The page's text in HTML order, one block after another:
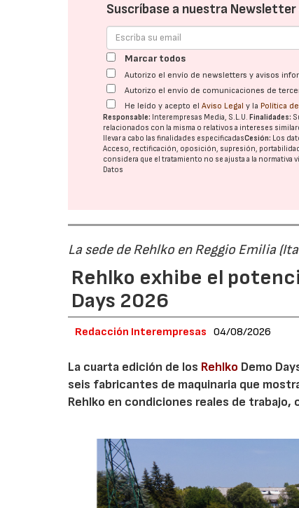
Suscríbase a nuestra
Marcar todos
Autorizo el envío de newsletters y avisos
Autorizo el envío de comunicaciones de
He leído y acepto elAviso Legal y la Política
Responsable: Interempresas Media, S.L.U.Finalidades:
relacionados con la misma o relativos a intereses
llevar a cabo las finalidades especificadasCesión: Los
Acceso, rectificación, oposición, supresión,
considera que el tratamiento no se ajusta a la normativa
Datos
La sede de Rehlko en Reggio Emilia
Rehlko exhibe el
Days 2026
Redacción Interempresas 04/08/2026
La cuarta edición de los Rehlko Demo
seis fabricantes de maquinaria que
Rehlko en condiciones reales de trabajo,